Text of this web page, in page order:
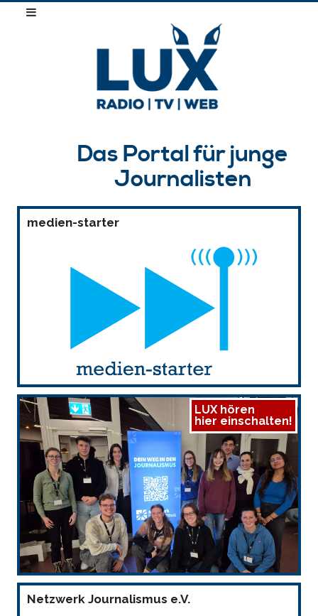
Das Portal für junge
Journalisten
medien-starter
LUX hören
hier einschalten!
Netzwerk Journalismus e.V.